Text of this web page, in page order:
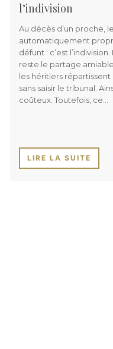
l’indivision
Au décès d’un proche,
automatiquement
défunt : c’est
reste le partage
les héritiers répartissent
sans saisir le tribunal.
coûteux. Toutefois, ce…
LIRE LA SUITE